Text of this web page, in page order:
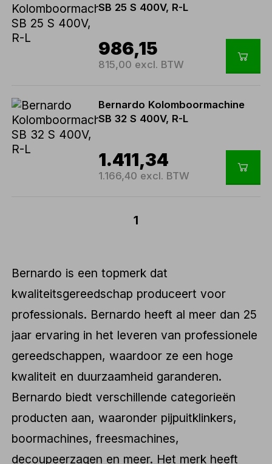
SB 25 S 400V, R-L
986,15
815,00 excl. BTW
Bernardo Kolomboormachine
SB 32 S 400V, R-L
1.411,34
1.166,40 excl. BTW
1
Bernardo is een topmerk dat
kwaliteitsgereedschap produceert voor
professionals. Bernardo heeft al meer dan 25
jaar ervaring in het leveren van professionele
gereedschappen, waardoor ze een hoge
kwaliteit en duurzaamheid garanderen.
Bernardo biedt verschillende categorieën
producten aan, waaronder pijpuitklinkers,
boormachines, freesmachines,
decoupeerzagen en meer. Het merk heeft